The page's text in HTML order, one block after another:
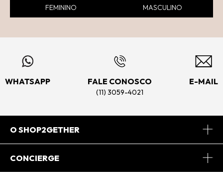
FEMININO MASCULINO
WHATSAPP FALE CONOSCO
(11) 3059-4021
E-MAIL
O SHOP2GETHER
Sobre Nós
CONCIERGE